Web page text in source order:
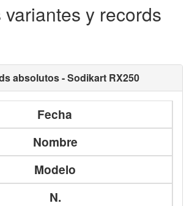
y records
absolutos - Sodikart RX250
Fecha
Nombre
Modelo
N.